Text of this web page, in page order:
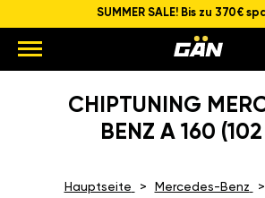
SUMMER SALE! Bis zu 370€
CHIPTUNING
BENZ A 160
Hauptseite Mercedes-Benz